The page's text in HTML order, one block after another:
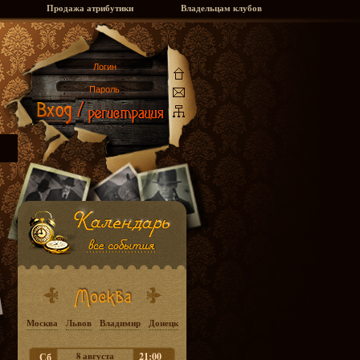
Продажа атрибутики Владельцам клубов
Москва Львов Владимир Донецк
Сб 8 августа
21:00